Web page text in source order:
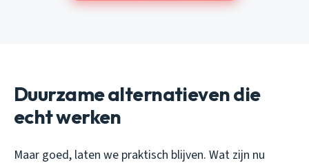
Duurzame alternatieven die
echt werken
Maar goed, laten we praktisch blijven. Wat zijn nu